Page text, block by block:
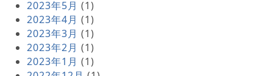
2023年5月 (1)
2023年4月 (1)
2023年3月 (1)
2023年2月 (1)
2023年1月 (1)